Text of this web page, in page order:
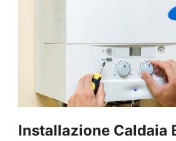
Installazione Caldaia